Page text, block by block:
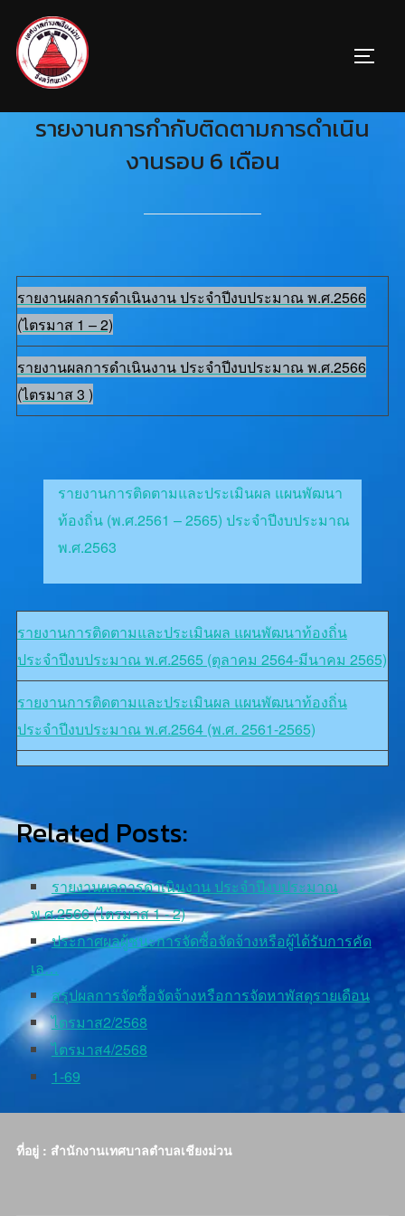
รายงานการกํากับติดตามการดําเนิน
งานรอบ 6 เดือน
รายงานผลการดำเนินงาน ประจำปีงบประมาณ พ.ศ.2566
(ไตรมาส 1 – 2)
รายงานผลการดำเนินงาน ประจำปีงบประมาณ พ.ศ.2566
(ไตรมาส 3 )
รายงานการติดตามและประเมินผล แผนพัฒนา
ท้องถิ่น (พ.ศ.2561 – 2565) ประจำปีงบประมาณ
พ.ศ.2563
รายงานการติดตามและประเมินผล แผนพัฒนาท้องถิ่น
ประจำปีงบประมาณ พ.ศ.2565 (ตุลาคม 2564-มีนาคม 2565)
รายงานการติดตามและประเมินผล แผนพัฒนาท้องถิ่น
ประจำปีงบประมาณ พ.ศ.2564 (พ.ศ. 2561-2565)
Related Posts:
รายงานผลการดำเนินงาน ประจำปีงบประมาณ
พ.ศ.2566 (ไตรมาส 1 - 2)
ประกาศผลผู้ชนะการจัดซื้อจัดจ้างหรือผู้ได้รับการคัด
เล…
สรุปผลการจัดซื้อจัดจ้างหรือการจัดหาพัสดุรายเดือน
ไตรมาส2/2568
ไตรมาส4/2568
1-69
ที่อยู่ : สำนักงานเทศบาลตำบลเชียงม่วน